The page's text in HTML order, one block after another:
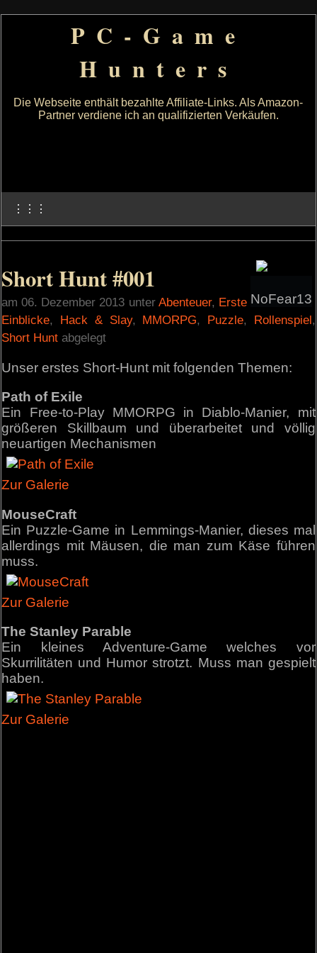
PC-Game
Hunters
Die Webseite enthält bezahlte Affiliate-Links. Als Amazon-
Partner verdiene ich an qualifizierten Verkäufen.
⋮⋮⋮
NoFear13
Short Hunt #001
am 06. Dezember 2013 unter Abenteuer, Erste
Einblicke, Hack & Slay, MMORPG, Puzzle, Rollenspiel,
Short Hunt abgelegt
Unser erstes Short-Hunt mit folgenden Themen:
Path of Exile
Ein Free-to-Play MMORPG in Diablo-Manier, mit
größeren Skillbaum und überarbeitet und völlig
neuartigen Mechanismen
Zur Galerie
MouseCraft
Ein Puzzle-Game in Lemmings-Manier, dieses mal
allerdings mit Mäusen, die man zum Käse führen
muss.
Zur Galerie
The Stanley Parable
Ein kleines Adventure-Game welches vor
Skurrilitäten und Humor strotzt. Muss man gespielt
haben.
Zur Galerie